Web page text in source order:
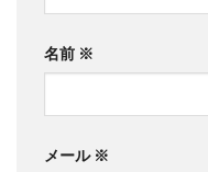
名前 ※
メール ※